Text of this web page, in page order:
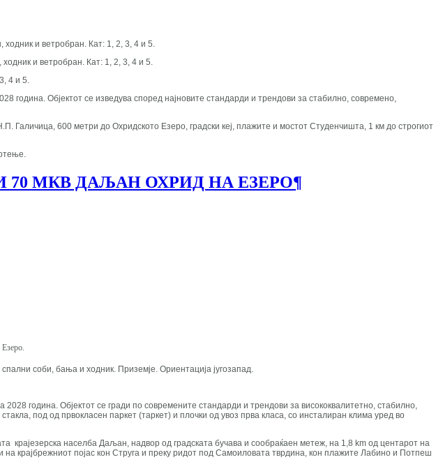
ходник и ветробран. Кат: 1, 2, 3, 4 и 5.
и ветробран. Кат: 1, 2, 3, 4 и 5.
4 и 5.
година. Објектот се изведува според најновите стандарди и трендови за стабилно, современо,
Галичица, 600 метри до Охридското Езеро, градски кеј, плажите и мостот Студенчишта, 1 км до строгиот
МКВ ДАЉАН ОХРИД НА ЕЗЕРО¶
соби, бања и ходник. Приземје. Ориентација југозапад.
година. Објектот се гради по современите стандарди и трендови за висококвалитетно, стабилно,
под од првокласен паркет (таркет) и плочки од увоз прва класа, со инсталиран клима уред во
населба Даљан, надвор од градската бучава и сообраќаен метеж, на 1,8 km од центарот на
крајбрежниот појас кон Струга и преку ридот под Самоиловата тврдина, кон плажите Лабино и Потпеш